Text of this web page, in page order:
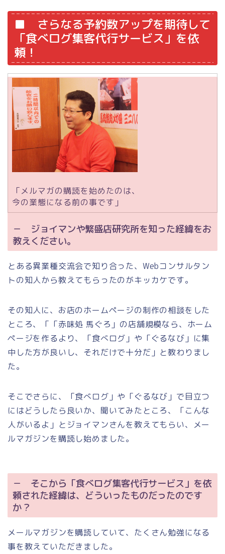
■ さらなる予約数アップを期待して
「食べログ集客代行サービス」を依
頼！
「メルマガの購読を始めたのは、
今の業態になる前の事です」
－ ジョイマンや繁盛店研究所を知った経緯をお
教えください。
とある異業種交流会で知り合った、Webコンサルタン
トの知人から教えてもらったのがキッカケです。
その知人に、お店のホームページの制作の相談をした
ところ、「「赤味処 馬ぐろ」の店舗規模なら、ホーム
ページを作るより、「食べログ」や「ぐるなび」に集
中した方が良いし、それだけで十分だ」と教わりまし
た。
そこでさらに、「食べログ」や「ぐるなび」で目立つ
にはどうしたら良いか、聞いてみたところ、「こんな
人がいるよ」とジョイマンさんを教えてもらい、メー
ルマガジンを購読し始めました。
－ そこから「食べログ集客代行サービス」を依
頼された経緯は、どういったものだったのです
か？
メールマガジンを購読していて、たくさん勉強になる
事を教えていただきました。